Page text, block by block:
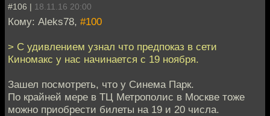
#106 | 18.11.16 20:00
Кому: Aleks78, #100
> С удивлением узнал что предпоказ в сети
Киномакс у нас начинается с 19 ноября.
Зашел посмотреть, что у Синема Парк.
По крайней мере в ТЦ Метрополис в Москве тоже
можно приобрести билеты на 19 и 20 числа.